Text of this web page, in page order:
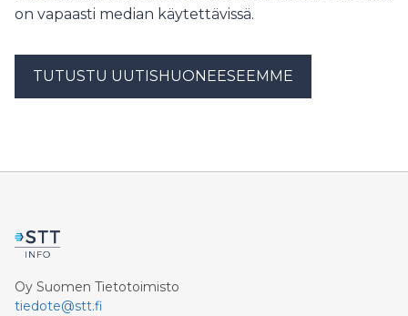
on vapaasti median käytettävissä.
TUTUSTU UUTISHUONEESEEMME
Oy Suomen Tietotoimisto
tiedote@stt.fi